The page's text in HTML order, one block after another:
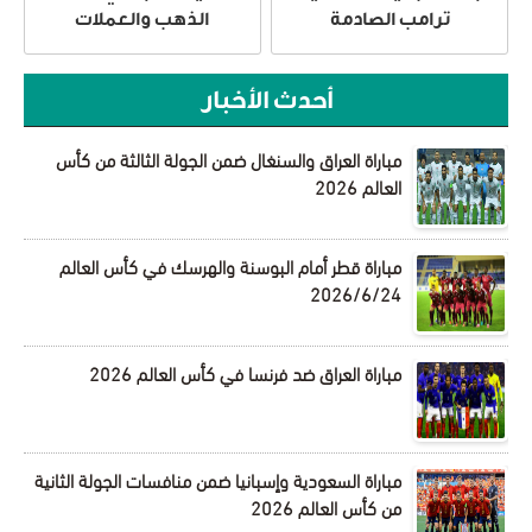
ترامب الصادمة
الذهب والعملات
أحدث الأخبار
مباراة العراق والسنغال ضمن الجولة الثالثة من كأس
العالم 2026
مباراة قطر أمام البوسنة والهرسك في كأس العالم
2026/6/24
مباراة العراق ضد فرنسا في كأس العالم 2026
مباراة السعودية وإسبانيا ضمن منافسات الجولة الثانية
من كأس العالم 2026